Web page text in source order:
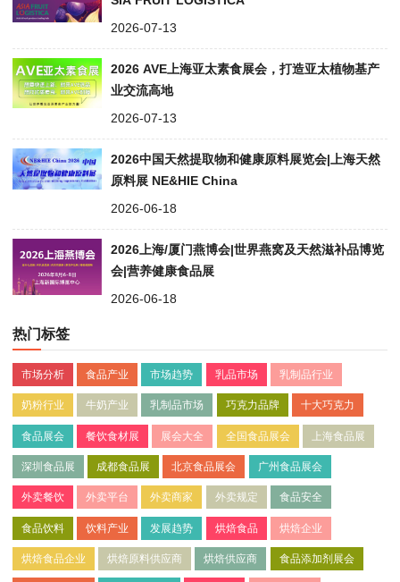
2026-07-13
2026 AVE上海亚太素食展会，打造亚太植物基产
业交流高地
2026-07-13
2026中国天然提取物和健康原料展览会|上海天然
原料展 NE&HIE China
2026-06-18
2026上海/厦门燕博会|世界燕窝及天然滋补品博览
会|营养健康食品展
2026-06-18
热门标签
市场分析 食品产业 市场趋势 乳品市场 乳制品行业
奶粉行业 牛奶产业 乳制品市场 巧克力品牌 十大巧克力
食品展会 餐饮食材展 展会大全 全国食品展会 上海食品展
深圳食品展 成都食品展 北京食品展会 广州食品展会
外卖餐饮 外卖平台 外卖商家 外卖规定 食品安全
食品饮料 饮料产业 发展趋势 烘焙食品 烘焙企业
烘焙食品企业 烘焙原料供应商 烘焙供应商 食品添加剂展会